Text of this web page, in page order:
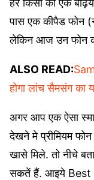
हर किसी को एक
पास एक कीपैड फोन
लेकिन आज उन फोन
ALSO READ:
होगा लांच सैमसंग का
अगर आप एक ऐसा
देखने मे प्रीमियम
खासे मिले. तो नीचे
सकतें हैं. आइये Best